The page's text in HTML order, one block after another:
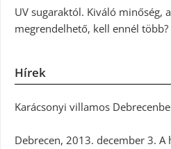
UV sugaraktól. Kiváló minőség,
megrendelhető, kell ennél több?
Hírek
Karácsonyi villamos
Debrecen, 2013. december 3. A